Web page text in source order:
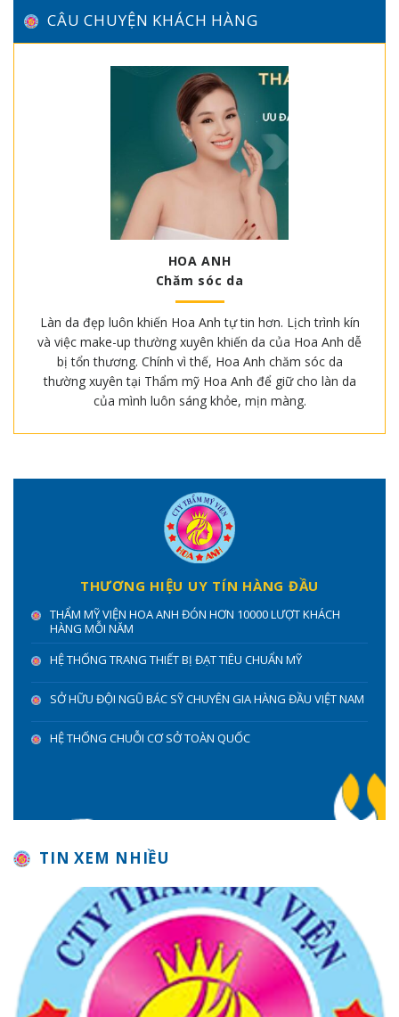
CÂU CHUYỆN KHÁCH HÀNG
HOA ANH
Chăm sóc da
Làn da đẹp luôn khiến Hoa Anh tự tin hơn. Lịch trình kín
và việc make-up thường xuyên khiến da của Hoa Anh dễ
bị tổn thương. Chính vì thế, Hoa Anh chăm sóc da
thường xuyên tại Thẩm mỹ Hoa Anh để giữ cho làn da
của mình luôn sáng khỏe, mịn màng.
THƯƠNG HIỆU UY TÍN HÀNG ĐẦU
THẨM MỸ VIỆN HOA ANH ĐÓN HƠN 10000 LƯỢT KHÁCH
HÀNG MỖI NĂM
HỆ THỐNG TRANG THIẾT BỊ ĐẠT TIÊU CHUẨN MỸ
SỞ HỮU ĐỘI NGŨ BÁC SỸ CHUYÊN GIA HÀNG ĐẦU VIỆT NAM
HỆ THỐNG CHUỖI CƠ SỞ TOÀN QUỐC
TIN XEM NHIỀU